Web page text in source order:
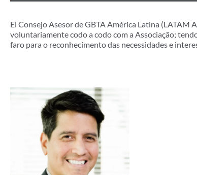
El Consejo Asesor de GBTA América Latina
voluntariamente codo a codo com a Associação;
faro para o reconhecimento das necessidades e